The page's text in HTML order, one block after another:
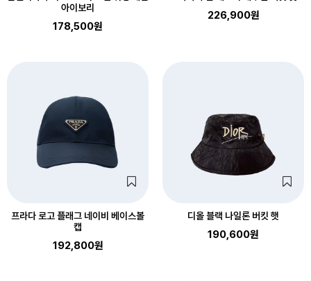
아이보리
178,500원
226,900원
프라다 로고 플래그 네이비 베이스볼
캡
192,800원
디올 블랙 나일론 버킷 햇
190,600원